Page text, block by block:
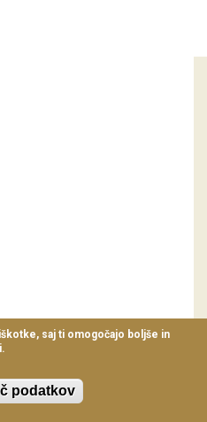
saj ti omogočajo boljše in
podatkov